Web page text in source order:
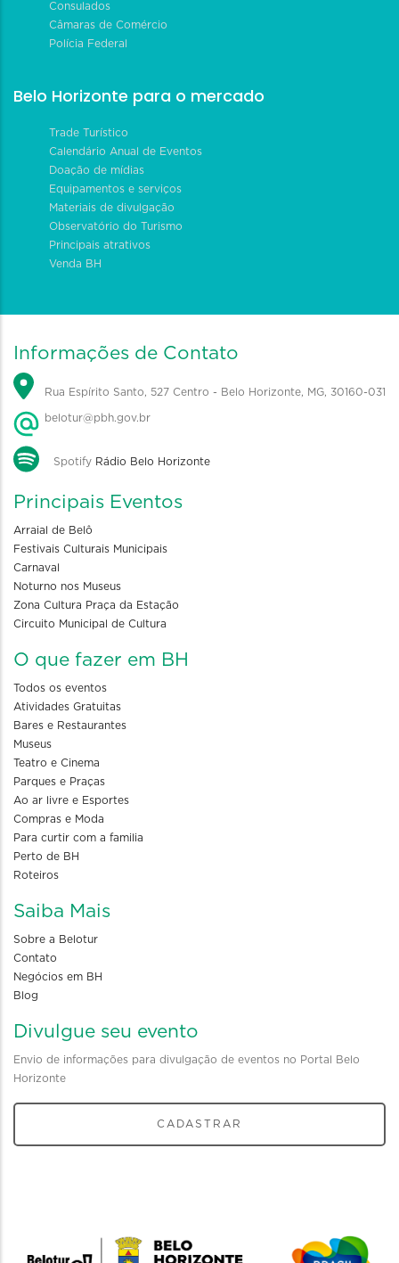
Consulados
Câmaras de Comércio
Polícia Federal
Belo Horizonte para o mercado
Trade Turístico
Calendário Anual de Eventos
Doação de mídias
Equipamentos e serviços
Materiais de divulgação
Observatório do Turismo
Principais atrativos
Venda BH
Informações de Contato
Rua Espírito Santo, 527 Centro - Belo Horizonte, MG, 30160-031
belotur@pbh.gov.br
Spotify Rádio Belo Horizonte
Principais Eventos
Arraial de Belô
Festivais Culturais Municipais
Carnaval
Noturno nos Museus
Zona Cultura Praça da Estação
Circuito Municipal de Cultura
O que fazer em BH
Todos os eventos
Atividades Gratuitas
Bares e Restaurantes
Museus
Teatro e Cinema
Parques e Praças
Ao ar livre e Esportes
Compras e Moda
Para curtir com a familia
Perto de BH
Roteiros
Saiba Mais
Sobre a Belotur
Contato
Negócios em BH
Blog
Divulgue seu evento
Envio de informações para divulgação de eventos no Portal Belo
Horizonte
CADASTRAR